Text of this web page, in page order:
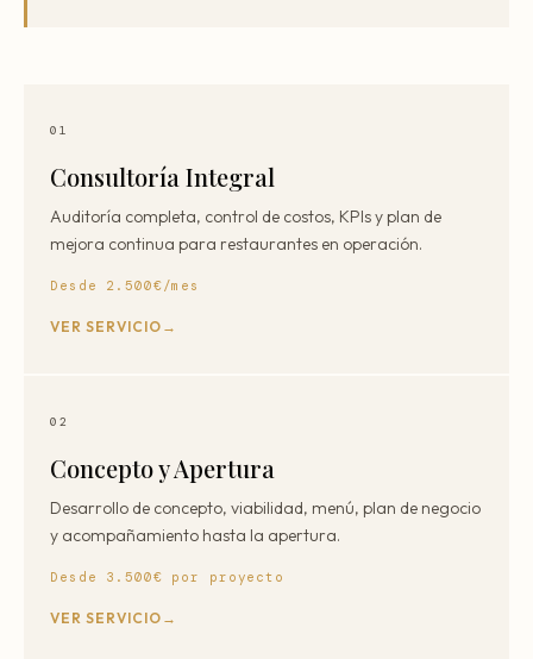
01
Consultoría Integral
Auditoría completa, control de costos, KPIs y plan de
mejora continua para restaurantes en operación.
Desde 2.500€/mes
VER SERVICIO
02
Concepto y Apertura
Desarrollo de concepto, viabilidad, menú, plan de negocio
y acompañamiento hasta la apertura.
Desde 3.500€ por proyecto
VER SERVICIO